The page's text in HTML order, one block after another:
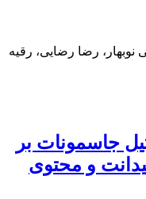
رضا رضایی، رقیه
جاسمونات بر
و محتوی